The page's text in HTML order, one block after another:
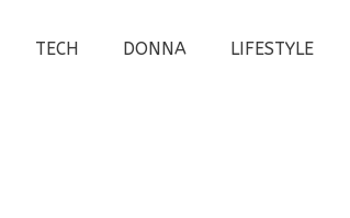
TECH DONNA LIFESTYLE